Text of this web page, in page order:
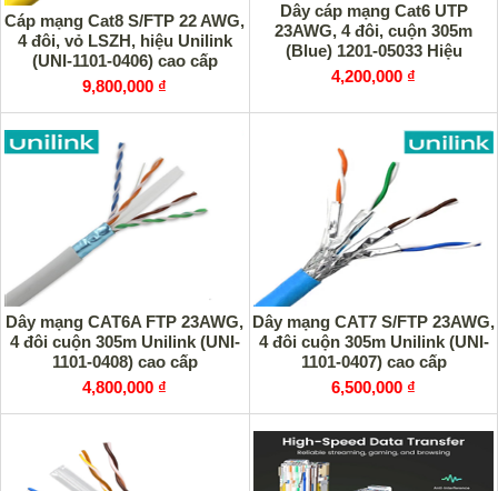
Cáp mạng Cat8 S/FTP 22 AWG,
4 đôi, vỏ LSZH, hiệu Unilink
(UNI-1101-0406) cao cấp
9,800,000 ₫
Dây cáp mạng Cat6 UTP
23AWG, 4 đôi, cuộn 305m
(Blue) 1201-05033 Hiệu
UNILINK cao cấp
4,200,000 ₫
Dây mạng CAT6A FTP 23AWG,
4 đôi cuộn 305m Unilink (UNI-
1101-0408) cao cấp
4,800,000 ₫
Dây mạng CAT7 S/FTP 23AWG,
4 đôi cuộn 305m Unilink (UNI-
1101-0407) cao cấp
6,500,000 ₫